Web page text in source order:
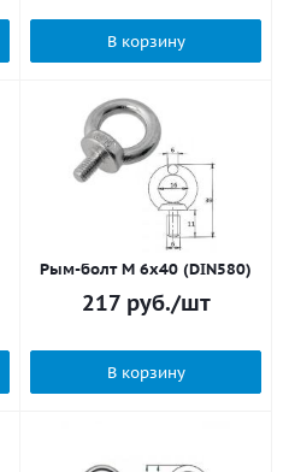
В корзину
Рым-болт M 6х40 (DIN580)
217руб./шт
В корзину